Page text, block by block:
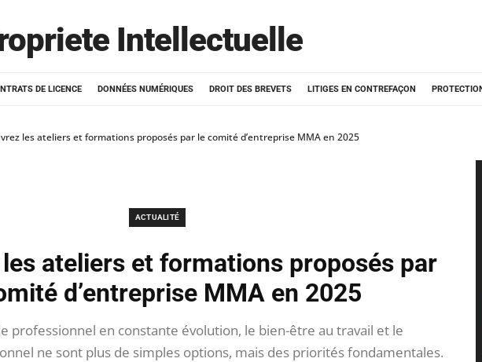
Intellectuelle
DE LICENCE DONNÉES NUMÉRIQUES DROIT DES BREVETS LITIGES EN CONTREFAÇON
les ateliers et formations proposés par le comité d’entreprise MMA en 2025
ACTUALITÉ
ateliers et formations proposés par
d’entreprise MMA en 2025
professionnel en constante évolution, le bien-être au travail et le
ne sont plus de simples options, mais des priorités fondamentales.